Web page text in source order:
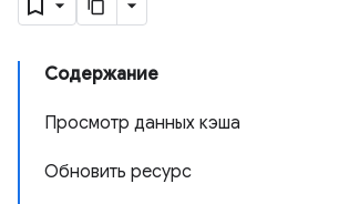
Содержание
Просмотр данных кэша
Обновить ресурс